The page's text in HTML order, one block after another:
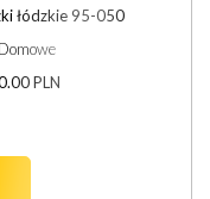
łódzkie 95-050
PLN